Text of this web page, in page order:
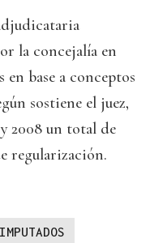
la concejalía en
en base a conceptos
sostiene el juez,
2008 un total de
regularización.
IMPUTADOS